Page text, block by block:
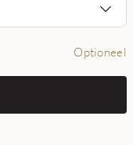
Optioneel